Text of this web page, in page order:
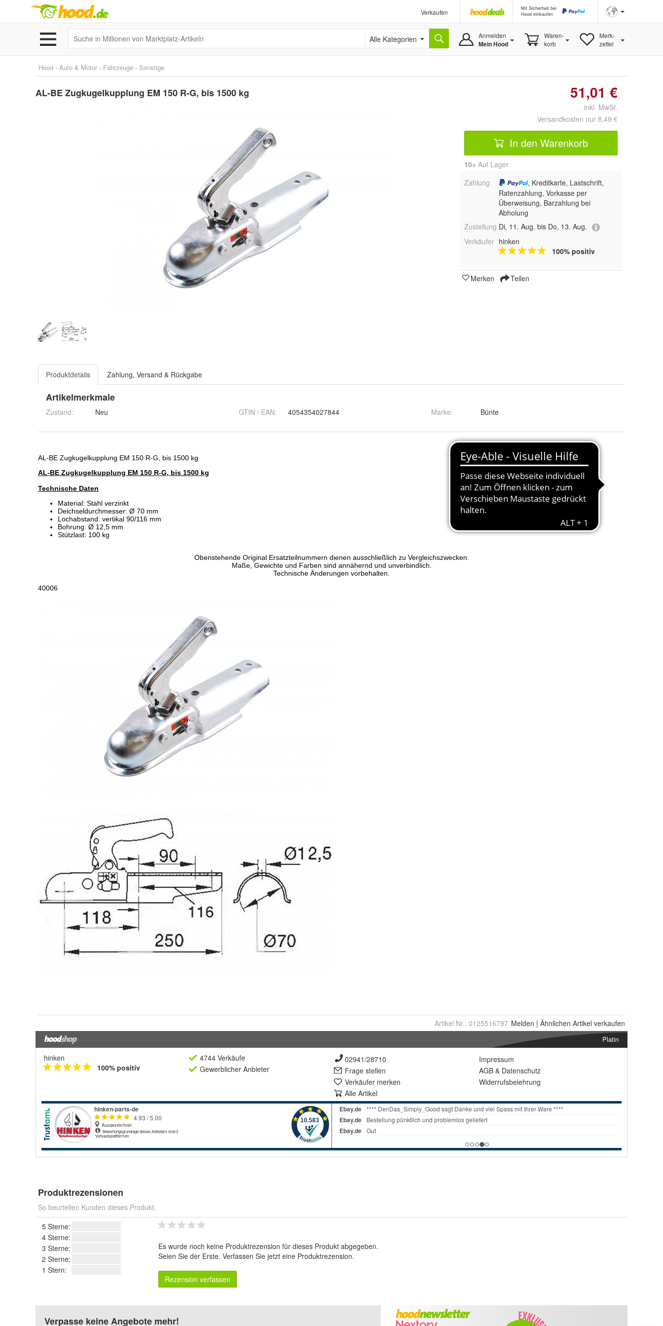
Verkaufen
Mit Sicherheit bei
Hood einkaufen
Alle Kategorien Anmelden
Mein Hood
Waren-
korb
Merk-
zettel
Hood › Auto & Motor › Fahrzeuge › Sonstige
AL-BE Zugkugelkupplung EM 150 R-G, bis 1500 kg 51,01 €
inkl. MwSt.
Versandkosten nur 8,49 €
In den Warenkorb
10+ Auf Lager
Zahlung
, Kreditkarte, Lastschrift,
Ratenzahlung, Vorkasse per
Überweisung, Barzahlung bei
Abholung
Zustellung Di, 11. Aug. bis Do, 13. Aug.
Verkäufer hinken
100% positiv
Merken Teilen
Produktdetails Zahlung, Versand & Rückgabe
Artikelmerkmale
Zustand: Neu GTIN / EAN: 4054354027844 Marke: Bünte
Artikel Nr.: 0125516797 Melden | Ähnlichen Artikel verkaufen
Platin
hinken
100% positiv
4744 Verkäufe
Gewerblicher Anbieter
02941/28710
Frage stellen
Verkäufer merken
Alle Artikel
Impressum
AGB & Datenschutz
Widerrufsbelehrung
Produktrezensionen
So beurteilen Kunden dieses Produkt.
5 Sterne:
4 Sterne:
3 Sterne:
2 Sterne:
1 Stern:
Es wurde noch keine Produktrezension für dieses Produkt abgegeben.
Seien Sie der Erste. Verfassen Sie jetzt eine Produktrezension.
Rezension verfassen
Verpasse keine Angebote mehr!